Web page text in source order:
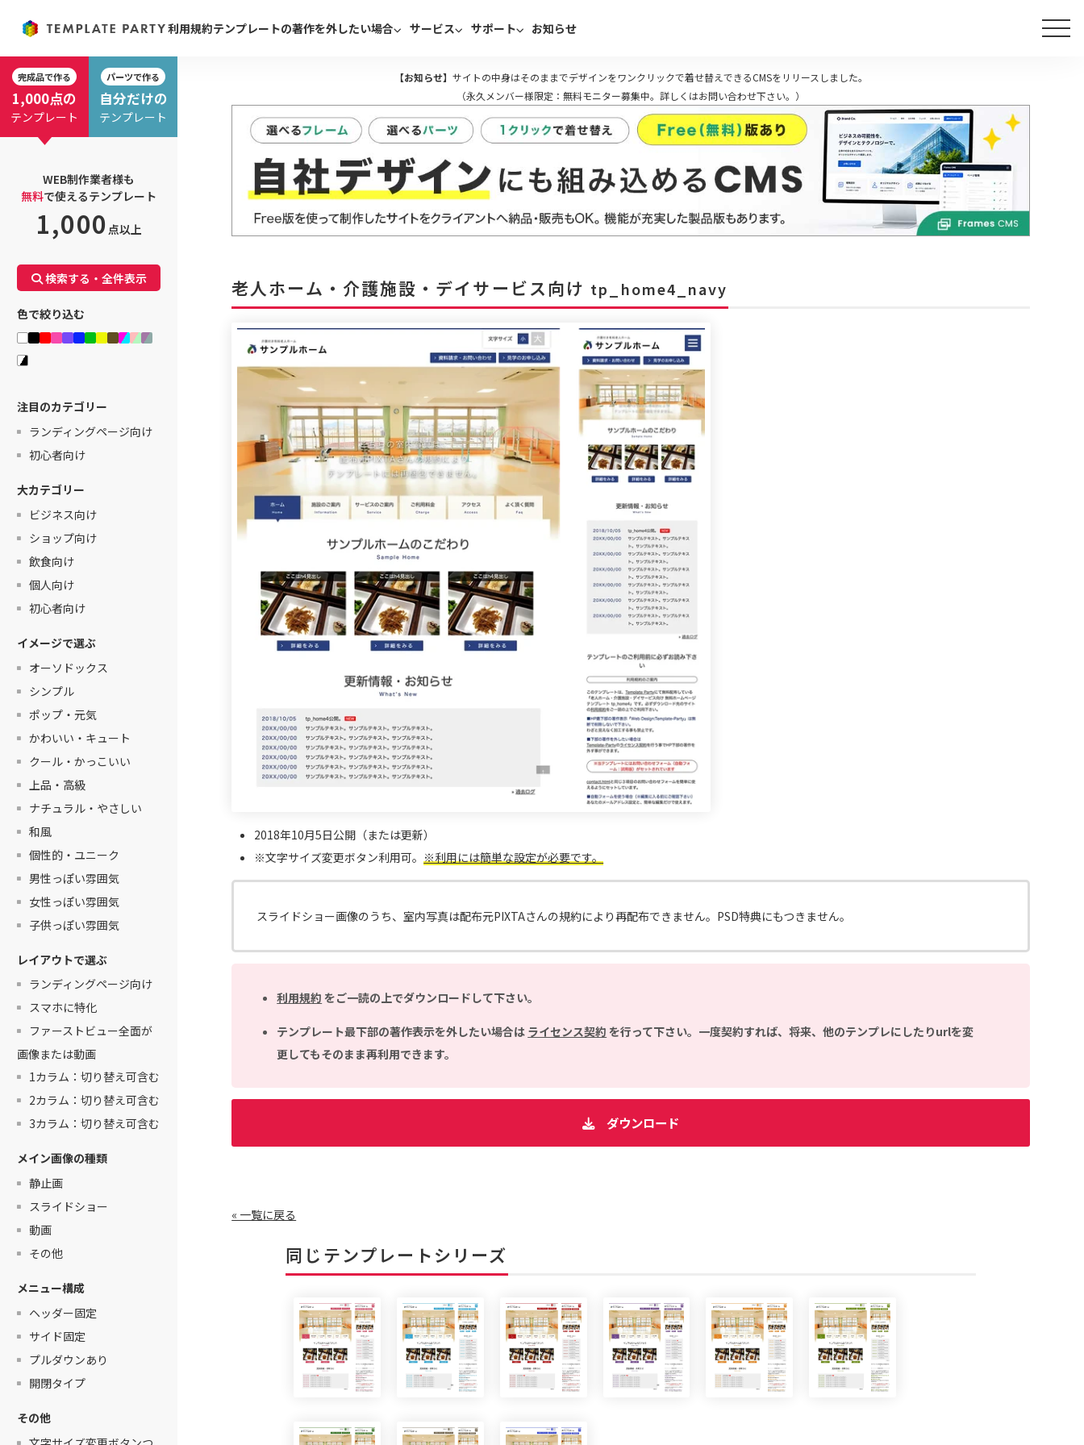
利用規約テンプレートの著作を外したい場合 サービス サポート お知らせ
【お知らせ】 サイトの中身はそのままでデザインをワンクリックで着せ替えできるCMSをリリースしました。
（永久メンバー様限定：無料モニター募集中。詳しくはお問い合わせ下さい。）
老人ホーム・介護施設・デイサービス向け tp_home4_navy
2018年10月5日公開（または更新）
※文字サイズ変更ボタン利用可。※利用には簡単な設定が必要です。
スライドショー画像のうち、室内写真は配布元PIXTAさんの規約により再配布できません。PSD特典にもつきません。
利用規約 をご一読の上でダウンロードして下さい。
テンプレート最下部の著作表示を外したい場合は ライセンス契約 を行って下さい。一度契約すれば、将来、他のテンプレにしたりurlを変
更してもそのまま再利用できます。
ダウンロード
« 一覧に戻る
同じテンプレートシリーズ
完成品で作る
1,000点の
テンプレート
パーツで作る
自分だけの
テンプレート
WEB制作業者様も
無料で使えるテンプレート
1,000 点以上
検索する・全件表示
色で絞り込む
注目のカテゴリー
ランディングページ向け
初心者向け
大カテゴリー
ビジネス向け
ショップ向け
飲食向け
個人向け
初心者向け
イメージで選ぶ
オーソドックス
シンプル
ポップ・元気
かわいい・キュート
クール・かっこいい
上品・高級
ナチュラル・やさしい
和風
個性的・ユニーク
男性っぽい雰囲気
女性っぽい雰囲気
子供っぽい雰囲気
レイアウトで選ぶ
ランディングページ向け
スマホに特化
ファーストビュー全面が
画像または動画
1カラム：切り替え可含む
2カラム：切り替え可含む
3カラム：切り替え可含む
メイン画像の種類
静止画
スライドショー
動画
その他
メニュー構成
ヘッダー固定
サイド固定
プルダウンあり
開閉タイプ
その他